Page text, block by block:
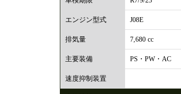
エンジン型式 J08E
排気量 7,680 cc
主要装備 PS・PW・AC
速度抑制装置